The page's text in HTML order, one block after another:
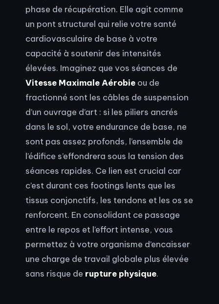
phase de récupération. Elle agit comme
un pont structurel qui relie votre santé
cardiovasculaire de base à votre
capacité à soutenir des intensités
élevées. Imaginez que vos séances de
Vitesse Maximale Aérobie ou de
fractionné sont les câbles de suspension
d’un ouvrage d’art : si les piliers ancrés
dans le sol, votre endurance de base, ne
sont pas assez profonds, l’ensemble de
l’édifice s’effondrera sous la tension des
séances rapides. Ce lien est crucial car
c’est durant ces footings lents que les
tissus conjonctifs, les tendons et les os se
renforcent. En consolidant ce passage
entre le repos et l’effort intense, vous
permettez à votre organisme d’encaisser
une charge de travail globale plus élevée
sans risque de rupture physique.